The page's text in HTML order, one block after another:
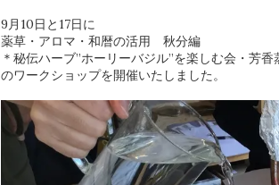
9月10日と17日に
薬草・アロマ・和暦の活用 秋分編
＊秘伝ハーブ”ホーリーバジル”を楽しむ会・芳香
のワークショップを開催いたしました。